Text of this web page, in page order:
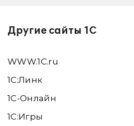
Другие сайты 1С
WWW.1С.ru
1С:Линк
1С-Онлайн
1C:Игры